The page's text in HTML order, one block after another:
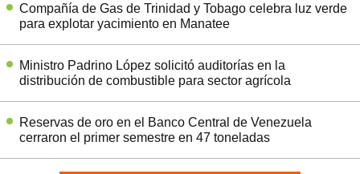
Compañía de Gas de Trinidad y Tobago celebra luz verde
para explotar yacimiento en Manatee
Ministro Padrino López solicitó auditorías en la
distribución de combustible para sector agrícola
Reservas de oro en el Banco Central de Venezuela
cerraron el primer semestre en 47 toneladas